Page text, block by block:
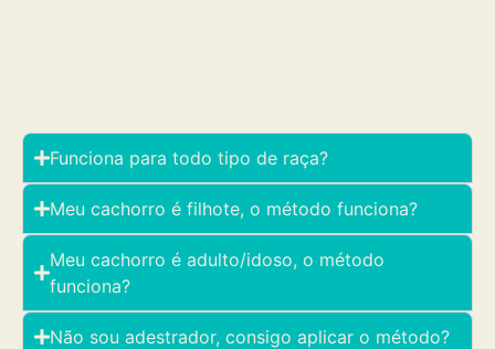
Funciona para todo tipo de raça?
Meu cachorro é filhote, o método funciona?
Meu cachorro é adulto/idoso, o método
funciona?
Não sou adestrador, consigo aplicar o método?